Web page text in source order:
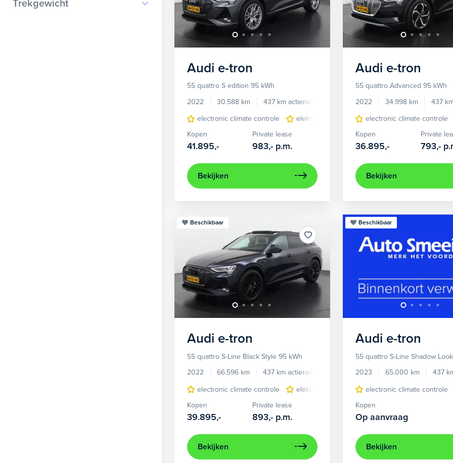
Chassis cabine
Trekgewicht
Audi e-tron
55 quattro S edition 95 kWh
2022
30.588 km 437 km actieradius
Elektrisch
electronic climate controle
elektrisch glazen panorama-dak lederen/stof
Kopen
41.895,-
Private lease
983,- p.m.
Bekijken
Audi e-tron
55 quattro Advanced 95 kWh
2022
34.998 km 437
electronic climate controle
Kopen
36.895,-
Private
793,-
Bekijken
Beschikbaar
Audi e-tron
55 quattro S-Line Black Style 95 kWh
2022
66.596 km 437 km actieradius
Elektrisch
electronic climate controle
elektrisch glazen panorama-dak lichtmetalen
Kopen
39.895,-
Private lease
893,- p.m.
Bekijken
Beschikbaar
Audi e-tron
55 quattro S-Line Shadow
2023
65.000 km 437
electronic climate controle
Kopen
Op aanvraag
Bekijken